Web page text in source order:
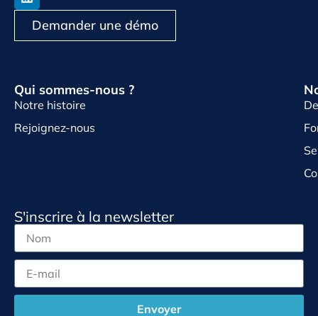
Demander une démo
Qui sommes-nous ?
Notre histoire
Rejoignez-nous
S'inscrire à la newsletter
Envoyer